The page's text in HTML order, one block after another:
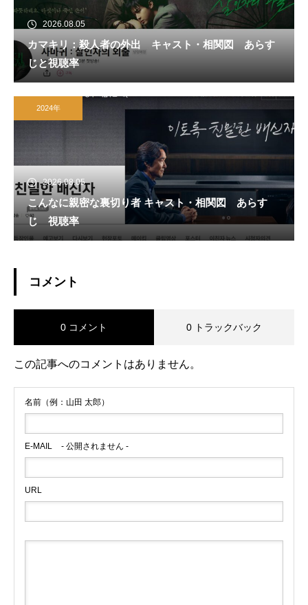
2026.08.05
カマキリ：殺人者の外出 キャスト・相関図 あらす
じと視聴率
2024年
2026.08.05
こんなに親密な裏切り者 キャスト・相関図 あらす
じ 視聴率
コメント
0 コメント 0 トラックバック
この記事へのコメントはありません。
名前（例：山田 太郎）
E-MAIL - 公開されません -
URL